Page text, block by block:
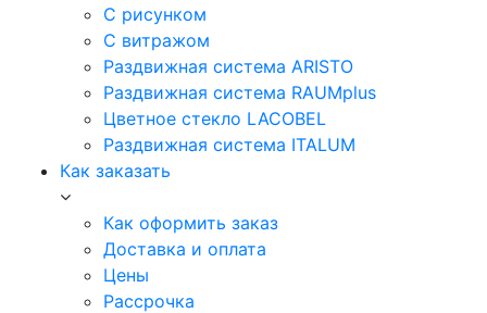
C рисунком
C витражом
Раздвижная система ARISTO
Раздвижная система RAUMplus
Цветное стекло LACOBEL
Раздвижная система ITALUM
Как заказать
Как оформить заказ
Доставка и оплата
Цены
Рассрочка